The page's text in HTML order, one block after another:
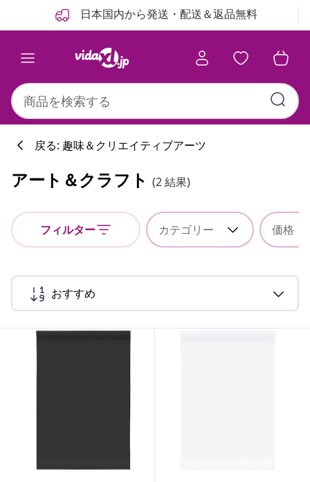
日本国内から発送・配送＆返品無料
戻る: 趣味＆クリエイティブアーツ
アート＆クラフト (2 結果)
フィルター カテゴリー 価格
おすすめ